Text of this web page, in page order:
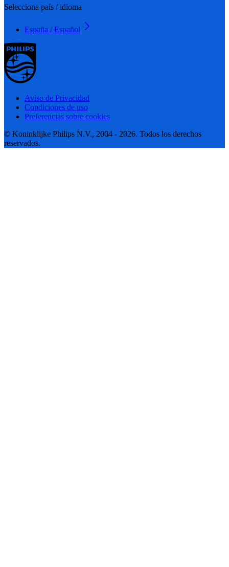
Selecciona país / idioma
España / Español
Aviso de Privacidad
Condiciones de uso
Preferencias sobre cookies
© Koninklijke Philips N.V., 2004 - 2026. Todos los derechos
reservados.